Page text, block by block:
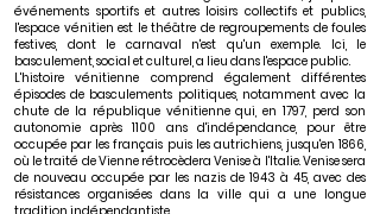
événements sportifs et autres loisirs collectifs et publics,
l'espace vénitien est le théâtre de regroupements de foules
festives, dont le carnaval n'est qu'un exemple. Ici, le
basculement, social et culturel, a lieu dans l'espace public.
L'histoire vénitienne comprend également différentes
épisodes de basculements politiques, notamment avec la
chute de la république vénitienne qui, en 1797, perd son
autonomie après 1100 ans d'indépendance, pour être
occupée par les français puis les autrichiens, jusqu'en 1866,
où le traité de Vienne rétrocèdera Venise à l'Italie. Venise sera
de nouveau occupée par les nazis de 1943 à 45, avec des
résistances organisées dans la ville qui a une longue